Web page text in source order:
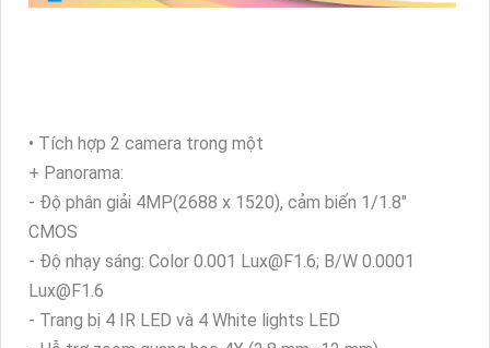
• Tích hợp 2 camera trong một
+ Panorama:
- Độ phân giải 4MP(2688 x 1520), cảm biến 1/1.8"
CMOS
- Độ nhạy sáng: Color 0.001 Lux@F1.6; B/W 0.0001
Lux@F1.6
- Trang bị 4 IR LED và 4 White lights LED